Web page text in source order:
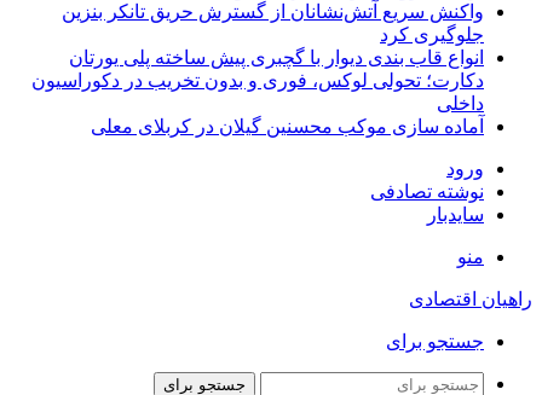
واکنش سریع آتش‌نشانان از گسترش حریق تانکر بنزین
جلوگیری کرد
انواع قاب بندی دیوار با گچبری پیش ساخته پلی یورتان
دکارت؛ تحولی لوکس، فوری و بدون تخریب در دکوراسیون
داخلی
آماده سازی موکب محسنین گیلان در کربلای معلی
ورود
نوشته تصادفی
سایدبار
منو
راهیان اقتصادی
جستجو برای
جستجو برای